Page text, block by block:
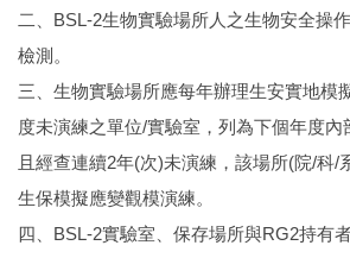
二、BSL-2生物實驗場所人之生物安全操
檢測。
三、生物實驗場所應每年辦理生安實地模
度未演練之單位/實驗室，列為下個年度內
且經查連續2年(次)未演練，該場所(院/科/
生保模擬應變觀模演練。
四、BSL-2實驗室、保存場所與RG2持有